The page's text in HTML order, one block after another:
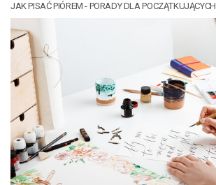
JAK PISAĆ PIÓREM - PORADY DLA POCZĄTKUJĄCYCH